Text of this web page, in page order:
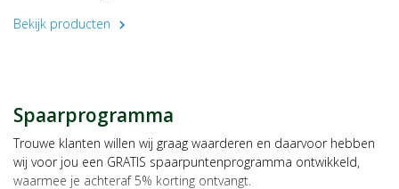
Bekijk producten
chevron_right
Spaarprogramma
Trouwe klanten willen wij graag waarderen en daarvoor hebben
wij voor jou een GRATIS spaarpuntenprogramma ontwikkeld,
waarmee je achteraf 5% korting ontvangt.